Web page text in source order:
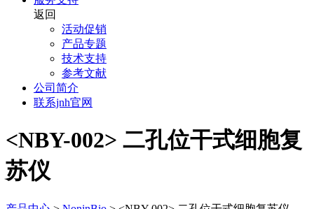
返回
活动促销
产品专题
技术支持
参考文献
公司简介
联系jnh官网
<NBY-002> 二孔位干式细胞复
苏仪